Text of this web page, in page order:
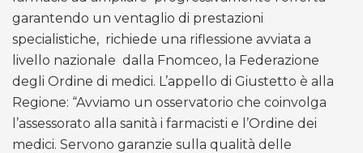
garantendo un ventaglio di prestazioni
specialistiche, richiede una riflessione avviata a
livello nazionale dalla Fnomceo, la Federazione
degli Ordine di medici. L’appello di Giustetto è alla
Regione: “Avviamo un osservatorio che coinvolga
l’assessorato alla sanità i farmacisti e l’Ordine dei
medici. Servono garanzie sulla qualità delle